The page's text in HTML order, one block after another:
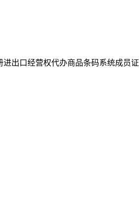
出口经营权代办商品条码系统成员